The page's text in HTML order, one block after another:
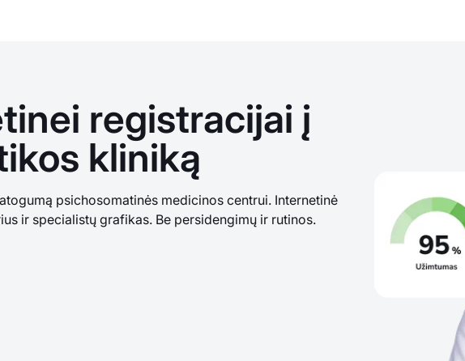
registracijai į
kliniką
psichosomatinės medicinos centrui. Internetinė
ir specialistų grafikas. Be persidengimų ir rutinos.